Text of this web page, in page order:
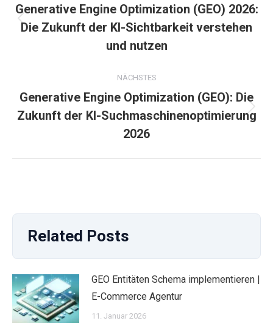
Vorheriger
Beitrag:
Generative Engine Optimization (GEO) 2026:
Die Zukunft der KI-Sichtbarkeit verstehen
und nutzen
NÄCHSTES
Nächster
Beitrag:
Generative Engine Optimization (GEO): Die
Zukunft der KI-Suchmaschinenoptimierung
2026
Related Posts
GEO Entitäten Schema implementieren |
E-Commerce Agentur
11. Januar 2026